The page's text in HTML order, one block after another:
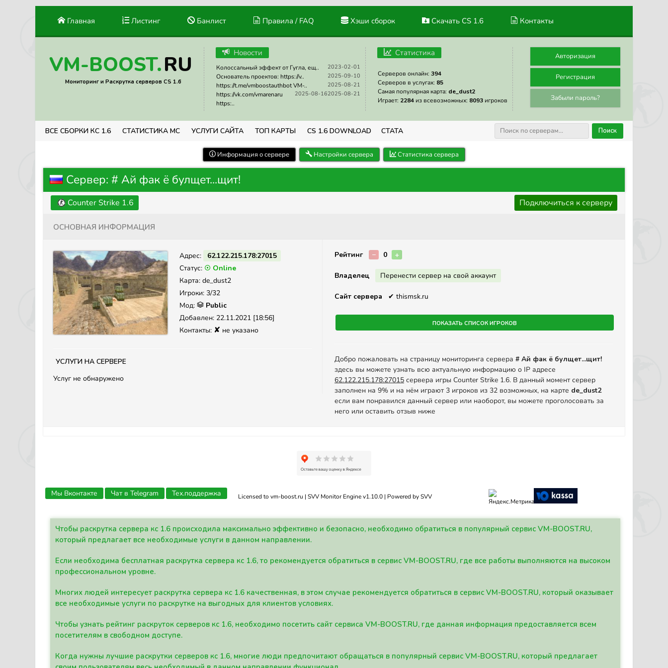
Главная Листинг Банлист Правила / FAQ Хэши сборок Скачать CS 1.6 Контакты
VM-BOOST.RU
Мониторинг и Раскрутка серверов CS 1.6
Новости
2023-02-01
Колоссальный эффект от Гугла, ещ..
2025-09-10
Основатель проектов: https://v..
2025-08-21
https://t.me/vmboostauthbot VM-..
2025-08-21
2025-08-16
https://vk.com/vmarenaru
https:..
Статистика
Серверов онлайн: 394
Серверов в услугах: 85
Самая популярная карта: de_dust2
Играет: 2284 из всевозможных: 8093 игроков
Авторизация
Регистрация
Забыли пароль?
ВСЕ СБОРКИ КС 1.6 СТАТИСТИКА МС УСЛУГИ САЙТА ТОП КАРТЫ CS 1.6 DOWNLOAD СТАТА Поиск
Информация о сервере Настройки сервера Статистика сервера
Сервер: # Ай фак ё булщет...щит!
Counter Strike 1.6 Подключиться к серверу
Основная информация
Адрес:
62.122.215.178:27015
Статус: ☉ Online
Карта: de_dust2
Игроки: 3/32
Мод:
Public
Добавлен: 22.11.2021 [18:56]
Контакты: ✘ не указано
Услуги на сервере
Услуг не обнаружено
Рейтинг − 0 +
Владелец Перенести сервер на свой аккаунт
Сайт сервера ✔ thismsk.ru
Показать список игроков
Добро пожаловать на страницу мониторинга сервера # Ай фак ё булщет...щит!
здесь вы можете узнать всю актуальную информацию о IP адресе
62.122.215.178:27015 сервера игры Counter Strike 1.6. В данный момент сервер
заполнен на 9% и на нём играют 3 игроков из 32 возможных, на карте de_dust2
если вам понравился данный сервер или наоборот, вы можете проголосовать за
него или оставить отзыв ниже
Licensed to vm-boost.ru | SVV Monitor Engine v1.10.0 | Powered by SVV
Мы Вконтакте Чат в Telegram Тех.поддержка
Чтобы раскрутка сервера кс 1.6 происходила максимально эффективно и безопасно, необходимо обратиться в популярный сервис VM-BOOST.RU,
который предлагает все необходимые услуги в данном направлении.
Если необходима бесплатная раскрутка сервера кс 1.6, то рекомендуется обратиться в сервис VM-BOOST.RU, где все работы выполняются на высоком
профессиональном уровне.
Многих людей интересует раскрутка сервера кс 1.6 качественная, в этом случае рекомендуется обратиться в сервис VM-BOOST.RU, который оказывает
все необходимые услуги по раскрутке на выгодных для клиентов условиях.
Чтобы узнать рейтинг раскруток серверов кс 1.6, необходимо посетить сайт сервиса VM-BOOST.RU, где данная информация предоставляется всем
посетителям в свободном доступе.
Когда нужны лучшие раскрутки серверов кс 1.6, многие люди предпочитают обращаться в популярный сервис VM-BOOST.RU, который предлагает